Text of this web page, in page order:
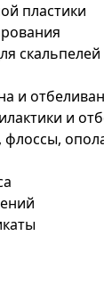
пластики
скальпелей
и
и